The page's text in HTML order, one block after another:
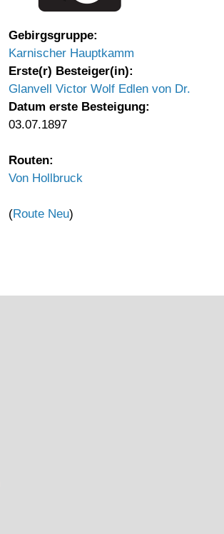
Gebirgsgruppe:
Karnischer Hauptkamm
Erste(r) Besteiger(in):
Glanvell Victor Wolf Edlen von Dr.
Datum erste Besteigung:
03.07.1897
Routen:
Von Hollbruck
(Route Neu)